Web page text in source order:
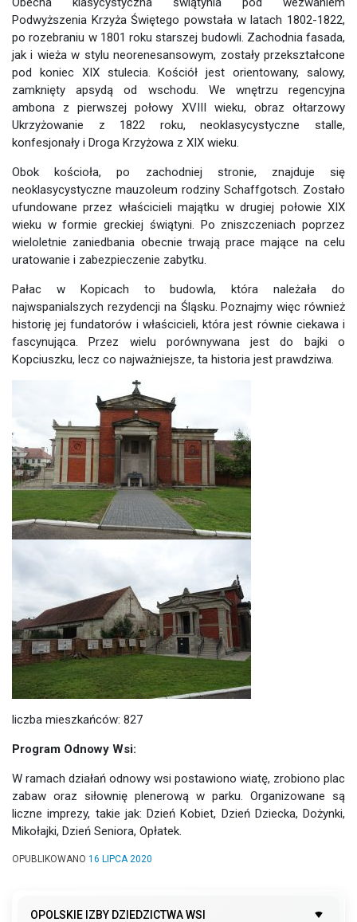
Podwyższenia Krzyża Świętego powstała w latach 1802-1822,
po rozebraniu w 1801 roku starszej budowli. Zachodnia fasada,
jak i wieża w stylu neorenesansowym, zostały przekształcone
pod koniec XIX stulecia. Kościół jest orientowany, salowy,
zamknięty apsydą od wschodu. We wnętrzu regencyjna
ambona z pierwszej połowy XVIII wieku, obraz ołtarzowy
Ukrzyżowanie z 1822 roku, neoklasycystyczne stalle,
konfesjonały i Droga Krzyżowa z XIX wieku.
Obok kościoła, po zachodniej stronie, znajduje się
neoklasycystyczne mauzoleum rodziny Schaffgotsch. Zostało
ufundowane przez właścicieli majątku w drugiej połowie XIX
wieku w formie greckiej świątyni. Po zniszczeniach poprzez
wieloletnie zaniedbania obecnie trwają prace mające na celu
uratowanie i zabezpieczenie zabytku.
Pałac w Kopicach to budowla, która należała do
najwspanialszych rezydencji na Śląsku. Poznajmy więc również
historię jej fundatorów i właścicieli, która jest równie ciekawa i
fascynująca. Przez wielu porównywana jest do bajki o
Kopciuszku, lecz co najważniejsze, ta historia jest prawdziwa.
liczba mieszkańców: 827
Program Odnowy Wsi:
W ramach działań odnowy wsi postawiono wiatę, zrobiono plac
zabaw oraz siłownię plenerową w parku. Organizowane są
liczne imprezy, takie jak: Dzień Kobiet, Dzień Dziecka, Dożynki,
Mikołajki, Dzień Seniora, Opłatek.
OPUBLIKOWANO 16 LIPCA 2020
OPOLSKIE IZBY DZIEDZICTWA WSI